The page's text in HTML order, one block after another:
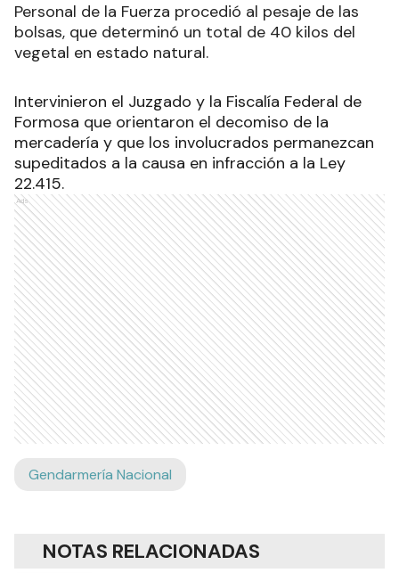
Personal de la Fuerza procedió al pesaje de las
bolsas, que determinó un total de 40 kilos del
vegetal en estado natural.
Intervinieron el Juzgado y la Fiscalía Federal de
Formosa que orientaron el decomiso de la
mercadería y que los involucrados permanezcan
supeditados a la causa en infracción a la Ley
22.415.
Ads
Gendarmería Nacional
NOTAS RELACIONADAS